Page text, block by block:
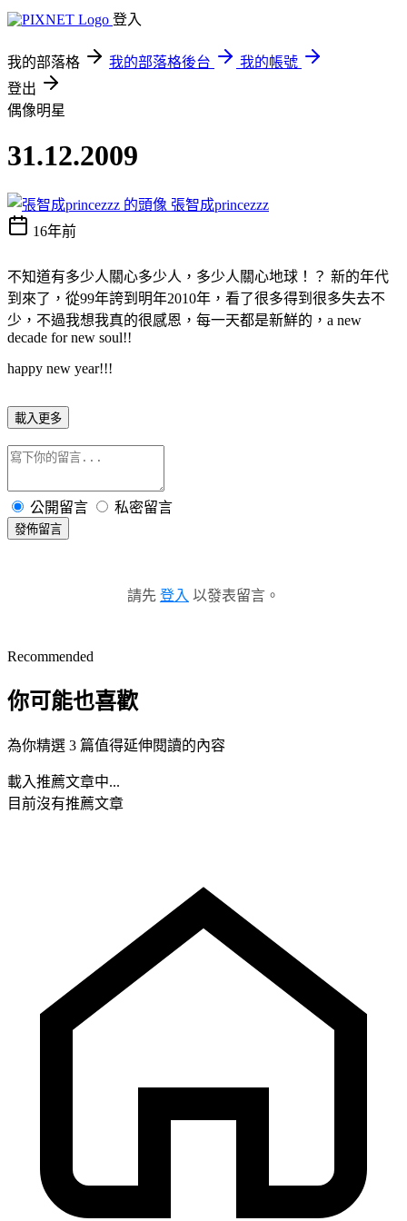
登入
我的部落格 我的部落格後台
我的帳號
登出
偶像明星
31.12.2009
張智成princezzz
16年前
不知道有多少人關心多少人，多少人關心地球！？ 新的年代
到來了，從99年誇到明年2010年，看了很多得到很多失去不
少，不過我想我真的很感恩，每一天都是新鮮的，a new
decade for new soul!!
happy new year!!!
載入更多
公開留言 私密留言
發佈留言
請先 登入 以發表留言。
Recommended
你可能也喜歡
為你精選 3 篇值得延伸閱讀的內容
載入推薦文章中...
目前沒有推薦文章